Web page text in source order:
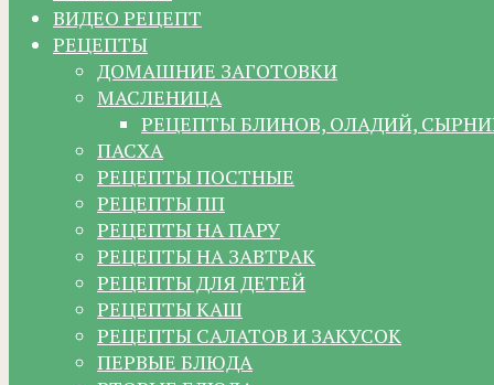
ВИДЕО РЕЦЕПТ
РЕЦЕПТЫ
ДОМАШНИЕ ЗАГОТОВКИ
МАСЛЕНИЦА
РЕЦЕПТЫ БЛИНОВ, ОЛАДИЙ,
ПАСХА
РЕЦЕПТЫ ПОСТНЫЕ
РЕЦЕПТЫ ПП
РЕЦЕПТЫ НА ПАРУ
РЕЦЕПТЫ НА ЗАВТРАК
РЕЦЕПТЫ ДЛЯ ДЕТЕЙ
РЕЦЕПТЫ КАШ
РЕЦЕПТЫ САЛАТОВ И ЗАКУСОК
ПЕРВЫЕ БЛЮДА